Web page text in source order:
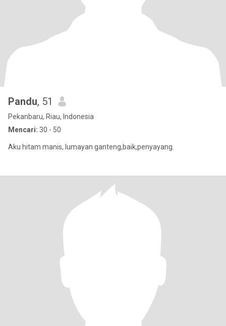
Pandu, 51
Pekanbaru, Riau, Indonesia
Mencari: 30 - 50
Aku hitam manis, lumayan ganteng,baik,penyayang.